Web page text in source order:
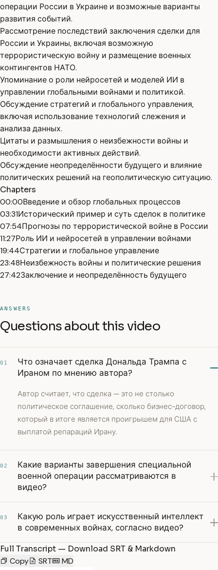
операции России в Украине и возможные варианты
развития событий.
Рассмотрение последствий заключения сделки для
России и Украины, включая возможную
террористическую войну и размещение военных
контингентов НАТО.
Упоминание о роли нейросетей и моделей ИИ в
управлении глобальными войнами и политикой.
Обсуждение стратегий и глобального управления,
включая использование технологий слежения и
анализа данных.
Цитаты и размышления о неизбежности войны и
необходимости активных действий.
Обсуждение неопределённости будущего и влияние
политических решений на геополитическую ситуацию.
Chapters
00:00Введение и обзор глобальных процессов
03:31Исторический пример и суть сделок в политике
07:54Прогнозы по террористической войне в России
11:27Роль ИИ и нейросетей в управлении войнами
19:44Стратегии и глобальное управление
23:48Неизбежность войны и политические решения
27:42Заключение и неопределённость будущего
ANSWERS
Questions about this video
01
Что означает сделка Дональда Трампа с
Ираном по мнению автора?
Автор считает, что сделка — это не столько
политическое соглашение, сколько бизнес-договор,
который в итоге является проигрышем для США с
выплатой репараций Ирану.
02
Какие варианты завершения специальной
военной операции рассматриваются в
видео?
03
Какую роль играет искусственный интеллект
в современных войнах, согласно видео?
Full Transcript — Download SRT & Markdown
Copy
SRT MD